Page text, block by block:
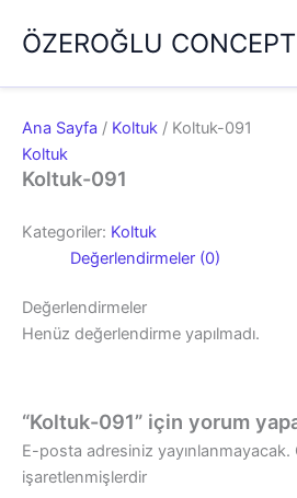
atlaÖZEROĞLU CONCEPT
Ana Sayfa / Koltuk / Koltuk-091
Koltuk
Koltuk-091
Kategoriler: Koltuk
Değerlendirmeler (0)
Değerlendirmeler
Henüz değerlendirme yapılmadı.
“Koltuk-091” için yorum
E-posta adresiniz yayınlanmayacak.
işaretlenmişlerdir